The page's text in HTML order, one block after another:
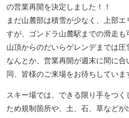
の営業再開を決定しました！！
まだ山麓部は積雪が少なく、上部
すが、ゴンドラ山麓駅までの滑走も
山頂からのだいらゲレンデまでは圧
なんとか、営業再開が週末に間に
同、皆様のご来場をお待ちしていま
スキー場では、できる限り手をつ
ため規制箇所や、土、石、草などが